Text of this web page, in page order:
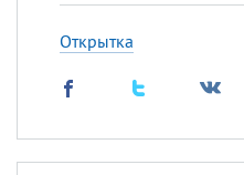
Открытка